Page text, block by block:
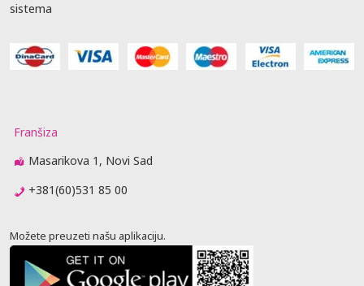
sistema
Franšiza
Masarikova 1, Novi Sad
+381(60)531 85 00
Možete preuzeti našu aplikaciju.